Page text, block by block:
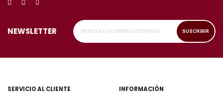
NEWSLETTER SUSCRIBIR
SERVICIO AL CLIENTE INFORMACIÓN